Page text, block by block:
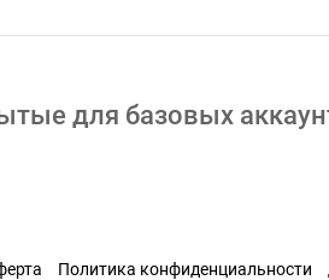
для базовых
Политика конфиденциальности